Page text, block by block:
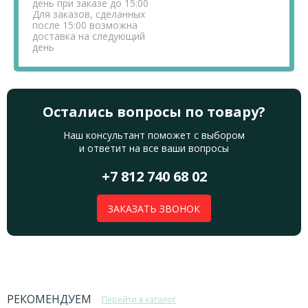
день при заказе до 15:00
Для заказов, сделанных
после 15:00 возможна
доставка на следующий
день
Остались вопросы по товару?
Наш консультант поможет с выбором
и ответит на все ваши вопросы
+7 812 740 68 02
ЗАКАЗАТЬ ЗВОНОК
РЕКОМЕНДУЕМ Перейти в каталог